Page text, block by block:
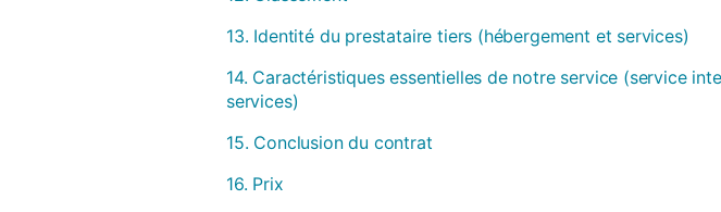
13. Identité du prestataire tiers (hébergement et services)
14. Caractéristiques essentielles de notre service (service
services)
15. Conclusion du contrat
16. Prix